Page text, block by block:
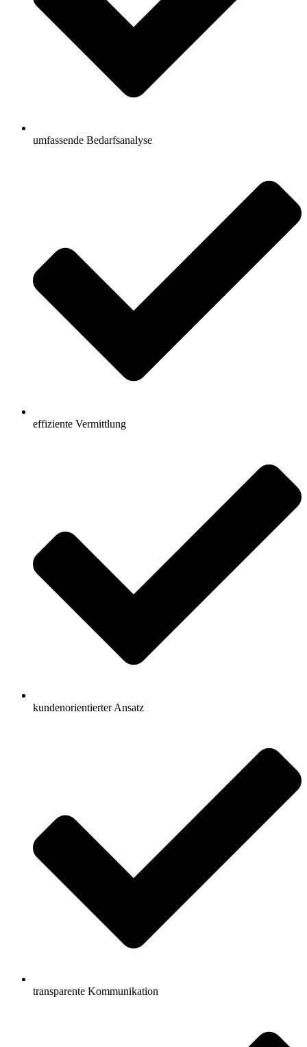
umfassende Bedarfsanalyse
effiziente Vermittlung
kundenorientierter Ansatz
transparente Kommunikation